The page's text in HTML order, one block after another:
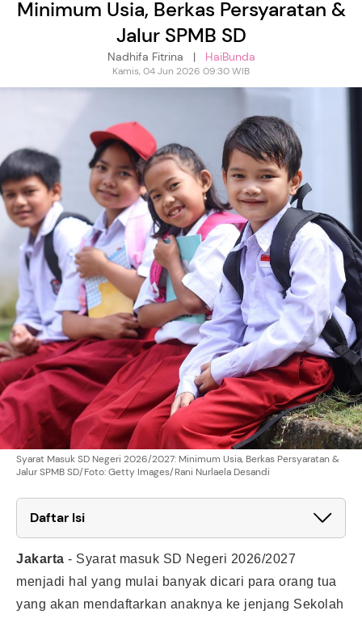
Minimum Usia, Berkas Persyaratan &
Jalur SPMB SD
Nadhifa Fitrina | HaiBunda
Kamis, 04 Jun 2026 09:30 WIB
Syarat Masuk SD Negeri 2026/2027: Minimum Usia, Berkas Persyaratan &
Jalur SPMB SD/Foto: Getty Images/Rani Nurlaela Desandi
Daftar Isi
Jakarta - Syarat masuk SD Negeri 2026/2027
menjadi hal yang mulai banyak dicari para orang tua
yang akan mendaftarkan anaknya ke jenjang Sekolah